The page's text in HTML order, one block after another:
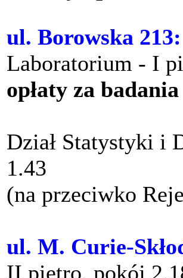
ul. Borowska 213:
Laboratorium - I
opłaty za badania
Dział Statystyki i
1.43
(na przeciwko
ul. M. Curie-
II piętro, pokój